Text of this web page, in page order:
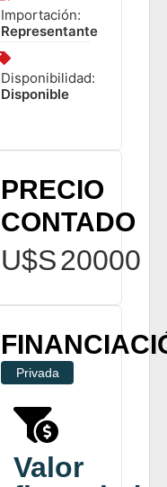
Importación:
Representante
Disponibilidad:
Disponible
PRECIO
CONTADO
U$S20000
Privada
Valor